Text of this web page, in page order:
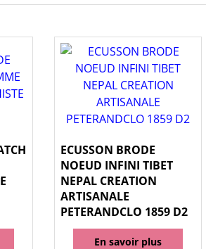
ECUSSON BRODE
NOEUD INFINI TIBET
NEPAL CREATION
ARTISANALE
PETERANDCLO 1859 D2
En savoir plus